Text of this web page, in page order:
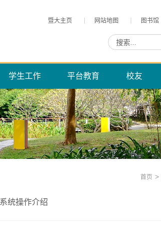
暨大主页 网站地图 图书馆
学生工作 平台教育 校友
首页 >
系统操作介绍